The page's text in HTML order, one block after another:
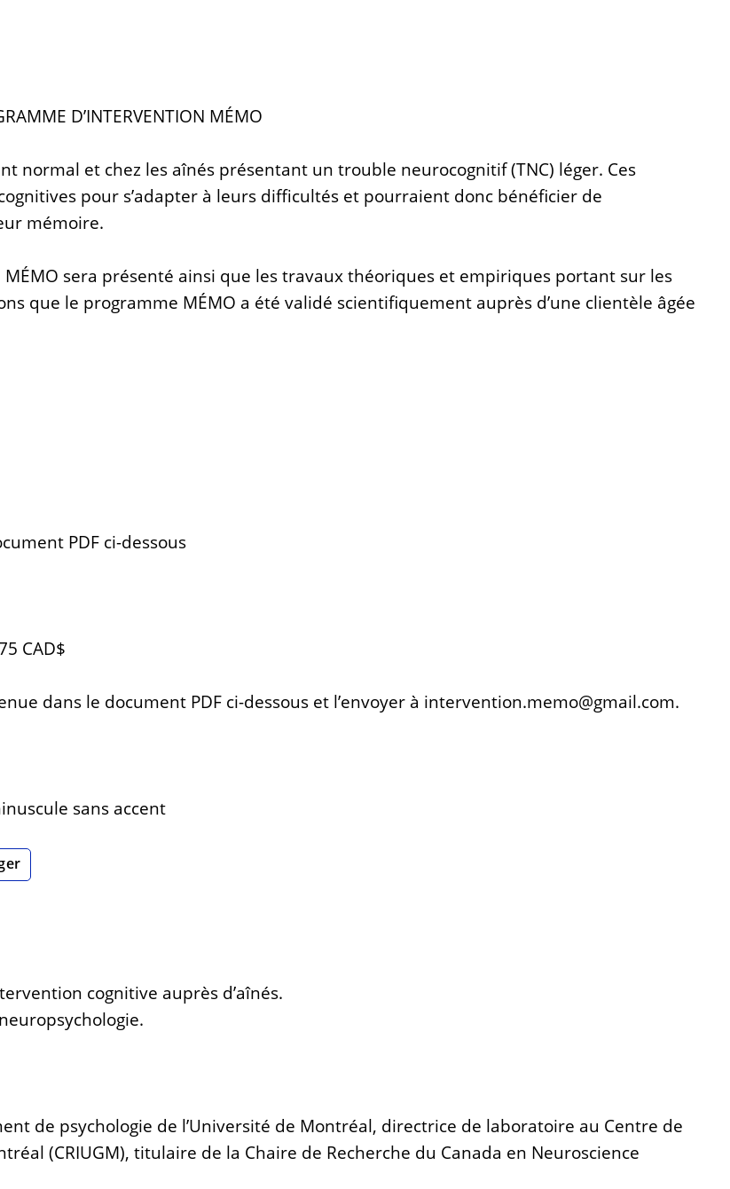
D’INTERVENTION MÉMO
normal et chez les aînés présentant un trouble neurocognitif (TNC) léger. Ces
pour s’adapter à leurs difficultés et pourraient donc bénéficier de
mémoire.
sera présenté ainsi que les travaux théoriques et empiriques portant sur les
que le programme MÉMO a été validé scientifiquement auprès d’une clientèle âgée
PDF ci-dessous
CAD$
dans le document PDF ci-dessous et l’envoyer à intervention.memo@gmail.com.
sans accent
cognitive auprès d’aînés.
de psychologie de l’Université de Montréal, directrice de laboratoire au Centre de
(CRIUGM), titulaire de la Chaire de Recherche du Canada en Neuroscience